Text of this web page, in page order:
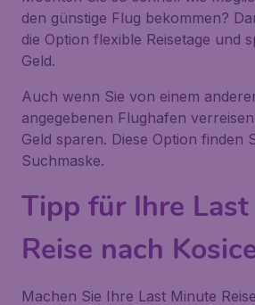
den günstige Flug bekommen?
die Option flexible Reisetage und
Geld.
Auch wenn Sie von einem
angegebenen Flughafen
Geld sparen. Diese Option finden
Suchmaske.
Tipp für Ihre
Reise nach
Machen Sie Ihre Last Minute